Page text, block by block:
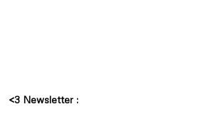
<3 Newsletter :